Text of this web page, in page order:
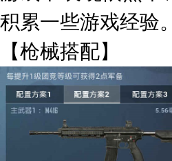
积累一些游戏经验。
【枪械搭配】